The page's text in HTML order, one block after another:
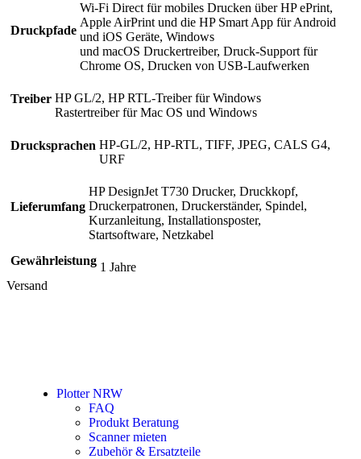
Druckpfade
Wi-Fi Direct für mobiles Drucken über HP ePrint,
Apple AirPrint und die HP Smart App für Android
und iOS Geräte, Windows
und macOS Druckertreiber, Druck-Support für
Chrome OS, Drucken von USB-Laufwerken
Treiber HP GL/2, HP RTL-Treiber für Windows
Rastertreiber für Mac OS und Windows
Drucksprachen HP-GL/2, HP-RTL, TIFF, JPEG, CALS G4,
URF
Lieferumfang
HP DesignJet T730 Drucker, Druckkopf,
Druckerpatronen, Druckerständer, Spindel,
Kurzanleitung, Installationsposter,
Startsoftware, Netzkabel
Gewährleistung 1 Jahre
Versand
Plotter NRW
FAQ
Produkt Beratung
Scanner mieten
Zubehör & Ersatzteile